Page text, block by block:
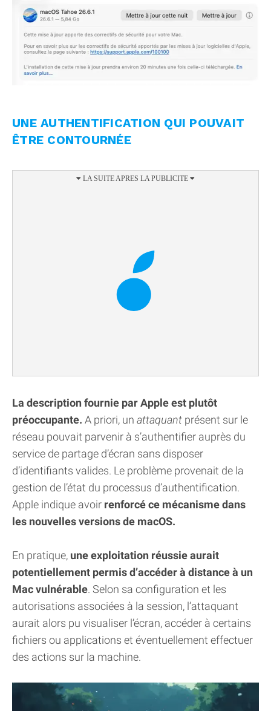
UNE AUTHENTIFICATION QUI POUVAIT
ÊTRE CONTOURNÉE
La description fournie par Apple est plutôt
préoccupante. A priori, un attaquant présent sur le
réseau pouvait parvenir à s’authentifier auprès du
service de partage d’écran sans disposer
d’identifiants valides. Le problème provenait de la
gestion de l’état du processus d’authentification.
Apple indique avoir renforcé ce mécanisme dans
les nouvelles versions de macOS.
En pratique, une exploitation réussie aurait
potentiellement permis d’accéder à distance à un
Mac vulnérable. Selon sa configuration et les
autorisations associées à la session, l’attaquant
aurait alors pu visualiser l’écran, accéder à certains
fichiers ou applications et éventuellement effectuer
des actions sur la machine.